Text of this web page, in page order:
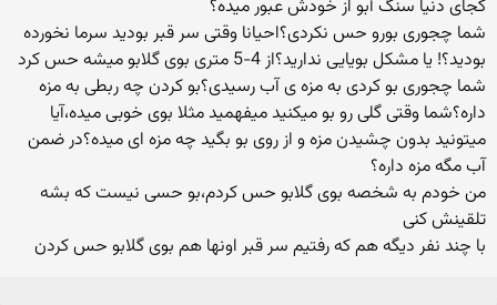
کجای دنیا سنگ آبو از خودش عبور میده؟
شما چجوری بورو حس نکردی؟احیانا وقتی سر قبر بودید سرما نخورده
بودید؟! یا مشکل بویایی ندارید؟از 4-5 متری بوی گلابو میشه حس کرد
شما چجوری بو کردی به مزه ی آب رسیدی؟بو کردن چه ربطی به مزه
داره؟شما وقتی گلی رو بو میکنید میفهمید مثلا بوی خوبی میده،آیا
میتونید بدون چشیدن مزه و از روی بو بگید چه مزه ای میده؟در ضمن
آب مگه مزه داره؟
من خودم به شخصه بوی گلابو حس کردم،بو حسی نیست که بشه
تلقینش کنی
با چند نفر دیگه هم که رفتیم سر قبر اونها هم بوی گلابو حس کردن